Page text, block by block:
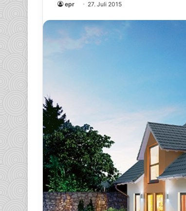
epr 27. Juli 2015